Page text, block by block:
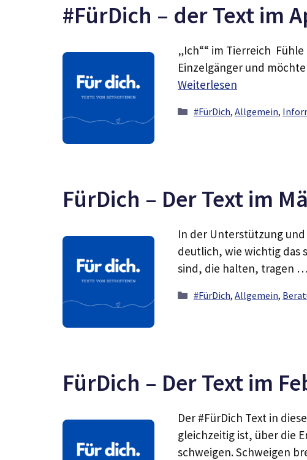
#FürDich – der Text im
„Ich““ im Tierreich
Einzelgänger und
Weiterlesen
Kategorien
#FürDich, Allgemein,
FürDich – Der Text im
In der Unterstützung
deutlich, wie wichtig das
sind, die halten, tragen …
Kategorien
#FürDich, Allgemein,
FürDich – Der Text im
Der #FürDich Text in
gleichzeitig ist, über die
schweigen. Schweigen